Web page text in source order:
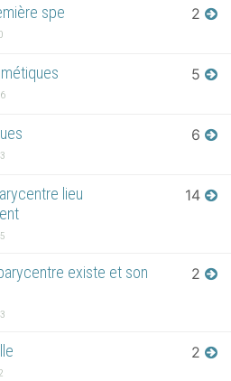
spe 2
5
6
lieu
14
existe et son
2
2